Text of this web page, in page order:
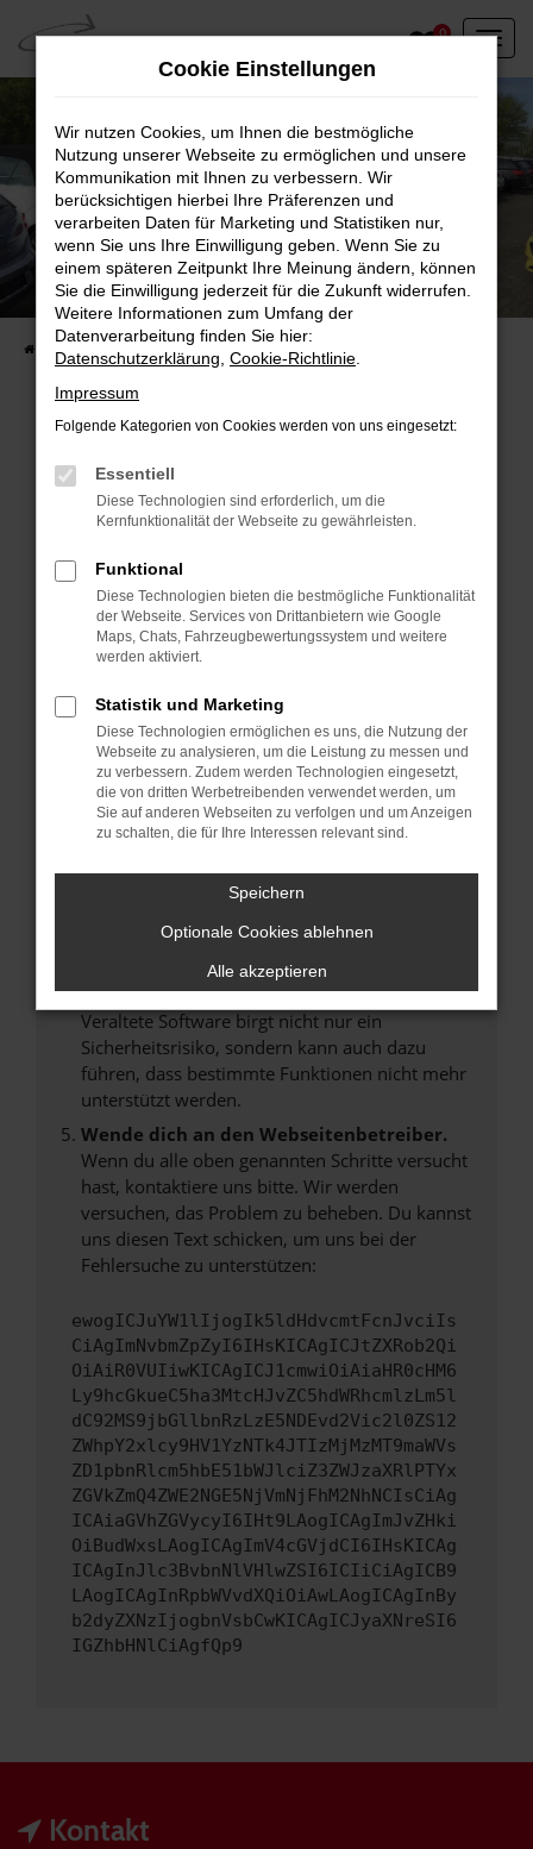
Zum
Hauptinhalt
springen
0
Unser Fahrzeugbestand vor Ort
Entdecken Sie unsere sofort verfügbaren
Fahrzeugangebote
Fehler: Network Error
Beim Laden ist ein Fehler aufgetreten.
Hier sind ein paar Tipps, die dir helfen können:
Überprüfe deine Firewall und deine
Internetverbindung.
Laden andere Webseiten, zum Beispiel deine
Suchmaschine?
Manche Erweiterungen, wie Werbeblocker,
können das Laden bestimmter Seiten
verhindern. Funktioniert die Seite in einem
anderen Browser oder in einem privaten
Fenster?
Das kann manchmal helfen, vorübergehende
Probleme zu beheben.
Stelle sicher, dass dein Browser und dein
Betriebssystem auf dem neuesten Stand
sind.
Veraltete Software birgt nicht nur ein
Sicherheitsrisiko, sondern kann auch dazu
führen, dass bestimmte Funktionen nicht mehr
unterstützt werden.
Wende dich an den Webseitenbetreiber.
Wenn du alle oben genannten Schritte versucht
hast, kontaktiere uns bitte. Wir werden
versuchen, das Problem zu beheben. Du kannst
uns diesen Text schicken, um uns bei der
Fehlersuche zu unterstützen:
ewogICJuYW1lIjogIk5ldHdvcmtFcnJvciIs
CiAgImNvbmZpZyI6IHsKICAgICJtZXRob2Qi
OiAiR0VUIiwKICAgICJ1cmwiOiAiaHR0cHM6
Ly9hcGkueC5ha3MtcHJvZC5hdWRhcmlzLm5l
dC92MS9jbGllbnRzLzE5NDEvd2Vic2l0ZS12
ZWhpY2xlcy9HV1YzNTk4JTIzMjMzMT9maWVs
ZD1pbnRlcm5hbE51bWJlciZ3ZWJzaXRlPTYx
ZGVkZmQ4ZWE2NGE5NjVmNjFhM2NhNCIsCiAg
ICAiaGVhZGVycyI6IHt9LAogICAgImJvZHki
OiBudWxsLAogICAgImV4cGVjdCI6IHsKICAg
ICAgInJlc3BvbnNlVHlwZSI6ICIiCiAgICB9
LAogICAgInRpbWVvdXQiOiAwLAogICAgInBy
b2dyZXNzIjogbnVsbCwKICAgICJyaXNreSI6
IGZhbHNlCiAgfQp9
Kontakt
Cookie Einstellungen
Wir nutzen Cookies, um Ihnen die bestmögliche
Nutzung unserer Webseite zu ermöglichen und unsere
Kommunikation mit Ihnen zu verbessern. Wir
berücksichtigen hierbei Ihre Präferenzen und
verarbeiten Daten für Marketing und Statistiken nur,
wenn Sie uns Ihre Einwilligung geben. Wenn Sie zu
einem späteren Zeitpunkt Ihre Meinung ändern, können
Sie die Einwilligung jederzeit für die Zukunft widerrufen.
Weitere Informationen zum Umfang der
Datenverarbeitung finden Sie hier:
Datenschutzerklärung Cookie-Richtlinie
Impressum
Folgende Kategorien von Cookies werden von uns eingesetzt:
Essentiell
Diese Technologien sind erforderlich, um die
Kernfunktionalität der Webseite zu gewährleisten.
Funktional
Diese Technologien bieten die bestmögliche Funktionalität
der Webseite. Services von Drittanbietern wie Google
Maps, Chats, Fahrzeugbewertungssystem und weitere
werden aktiviert.
Statistik und Marketing
Diese Technologien ermöglichen es uns, die Nutzung der
Webseite zu analysieren, um die Leistung zu messen und
zu verbessern. Zudem werden Technologien eingesetzt,
die von dritten Werbetreibenden verwendet werden, um
Sie auf anderen Webseiten zu verfolgen und um Anzeigen
zu schalten, die für Ihre Interessen relevant sind.
Speichern
Optionale Cookies ablehnen
Alle akzeptieren